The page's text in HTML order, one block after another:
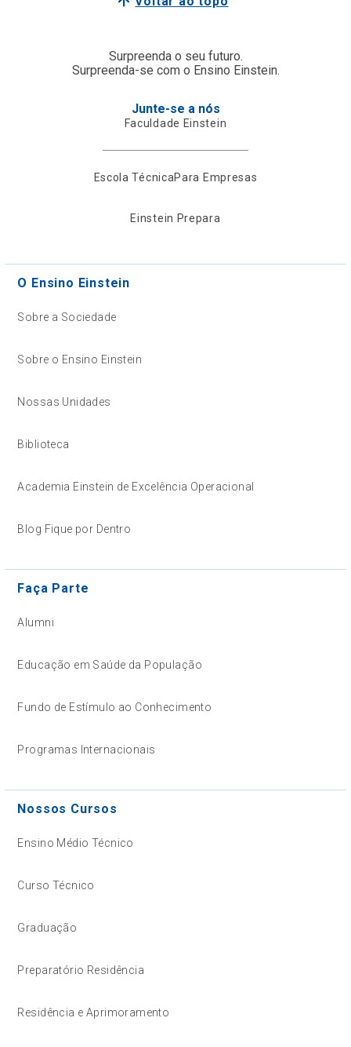
Surpreenda o seu futuro.
Surpreenda-se com o Ensino Einstein.
Junte-se a nós
Faculdade Einstein
Escola TécnicaPara Empresas
Einstein Prepara
O Ensino Einstein
Sobre a Sociedade
Sobre o Ensino Einstein
Nossas Unidades
Biblioteca
Academia Einstein de Excelência Operacional
Blog Fique por Dentro
Faça Parte
Alumni
Educação em Saúde da População
Fundo de Estímulo ao Conhecimento
Programas Internacionais
Nossos Cursos
Ensino Médio Técnico
Curso Técnico
Graduação
Preparatório Residência
Residência e Aprimoramento